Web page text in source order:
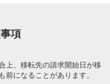
項
上、移転先の請求開始日が移
前になることがあります。